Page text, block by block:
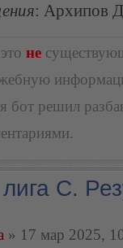
: Архипов
не
бот решил
С.
» 17 мар 2025,